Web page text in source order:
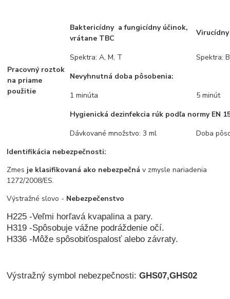
Pracovný roztok
na priame
použitie
Baktericídny a fungicídny účinok,
vrátane TBC
Spektra: A, M, T
Spektra: B
Nevyhnutná doba pôsobenia:
1 minúta
5 minút
Hygienická dezinfekcia rúk podľa normy EN
Dávkované množstvo: 3 ml
Doba
Identifikácia nebezpečnosti:
Zmes je klasifikovaná ako nebezpečná v zmysle nariadenia
1272/2008/ES.
Výstražné slovo - Nebezpečenstvo
H225-Veľmi horľavá kvapalina a pary.
H319-Spôsobuje vážne podráždenieočí.
H336-Môže spôsobiťospalosť alebo závraty.
Výstražný symbol nebezpečnosti:GHS07,GHS02